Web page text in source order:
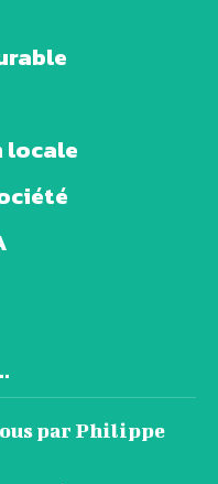
locale
par Philippe